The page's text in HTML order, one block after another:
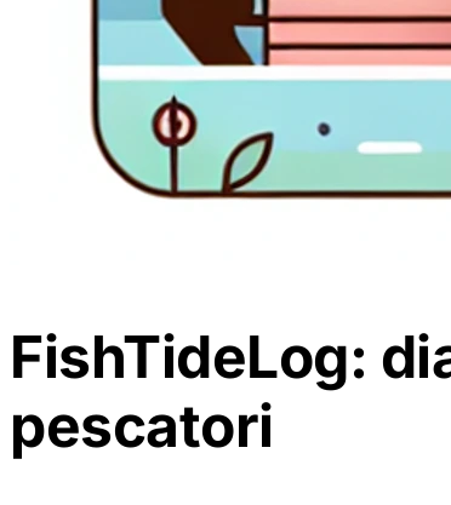
FishTideLog:
pescatori